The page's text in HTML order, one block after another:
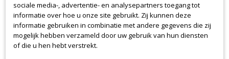
sociale media-, advertentie- en analysepartners toegang tot
informatie over hoe u onze site gebruikt. Zij kunnen deze
informatie gebruiken in combinatie met andere gegevens die zij
mogelijk hebben verzameld door uw gebruik van hun diensten
of die u hen hebt verstrekt.